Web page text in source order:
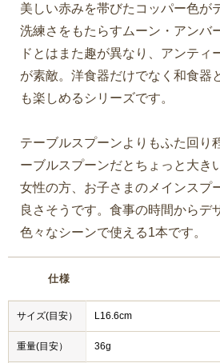
美しい赤みを帯びたコッパー色が
洗練さをもたらすムーン・アンバ
ドとはまた趣が異なり、アンティ
が素敵。洋食器だけでなく和食器
も楽しめるシリーズです。
テーブルスプーンよりもふた回り
ーブルスプーンだとちょっと大き
女性の方、お子さまのメインスプ
良さそうです。食事の時間からデ
色々なシーンで使える1本です。
仕様
サイズ(目安） L16.6cm
重量(目安） 36g